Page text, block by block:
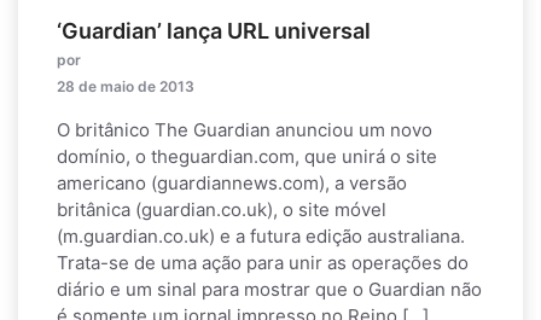
‘Guardian’ lança URL universal
por
28 de maio de 2013
O britânico The Guardian anunciou um novo
domínio, o theguardian.com, que unirá o site
americano (guardiannews.com), a versão
britânica (guardian.co.uk), o site móvel
(m.guardian.co.uk) e a futura edição australiana.
Trata-se de uma ação para unir as operações do
diário e um sinal para mostrar que o Guardian não